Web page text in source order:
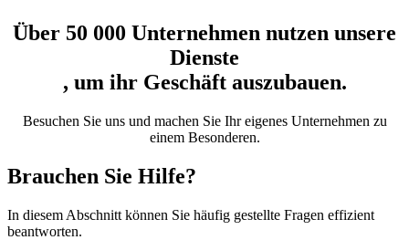
Über 50 000 Unternehmen nutzen unsere
Dienste
, um ihr Geschäft auszubauen.
Besuchen Sie uns und machen Sie Ihr eigenes Unternehmen zu
einem Besonderen.
Brauchen Sie Hilfe?
In diesem Abschnitt können Sie häufig gestellte Fragen effizient
beantworten.